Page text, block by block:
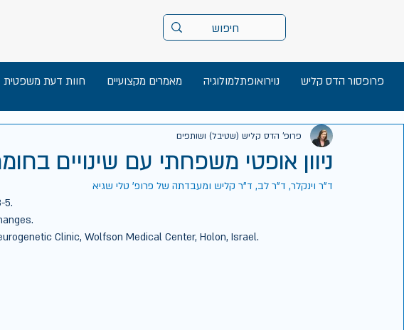
פרופסור הדס קליש נוירואופתלמולוגיה מאמרים מקצועיים חוות דעת משפטית
ניוון אופטי משפחתי עם שינויים
פרופ' הדס קליש (שטיבל) ושותפים
ד"ר וינקלר, ד"ר לב, ד"ר קליש ומעבדתה של פרופ' טלי שגיא
5.
Clinic, Wolfson Medical Center, Holon, Israel.